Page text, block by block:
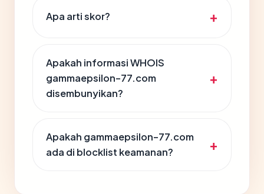
Apa arti skor?
Apakah informasi WHOIS
gammaepsilon-77.com
disembunyikan?
Apakah gammaepsilon-77.com
ada di blocklist keamanan?